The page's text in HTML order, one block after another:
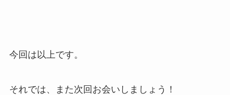
今回は以上です。
それでは、また次回お会いしましょう！